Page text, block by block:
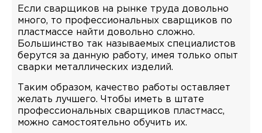
Если сварщиков на рынке труда довольно
много, то профессиональных сварщиков по
пластмассе найти довольно сложно.
Большинство так называемых специалистов
берутся за данную работу, имея только опыт
сварки металлических изделий.
Таким образом, качество работы оставляет
желать лучшего. Чтобы иметь в штате
профессиональных сварщиков пластмасс,
можно самостоятельно обучить их.